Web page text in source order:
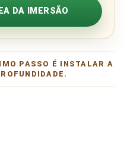
DA IMERSÃO
PASSO É INSTALAR A